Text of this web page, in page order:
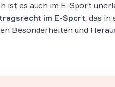
ist es auch im E-Sport
im E-Sport, das in
Besonderheiten und